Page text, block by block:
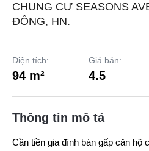
CHUNG CƯ SEASONS
ĐÔNG, HN.
Diện tích:
94 m²
Giá bán:
4.5
Thông tin mô tả
Cần tiền gia đình bán gấp căn hộ